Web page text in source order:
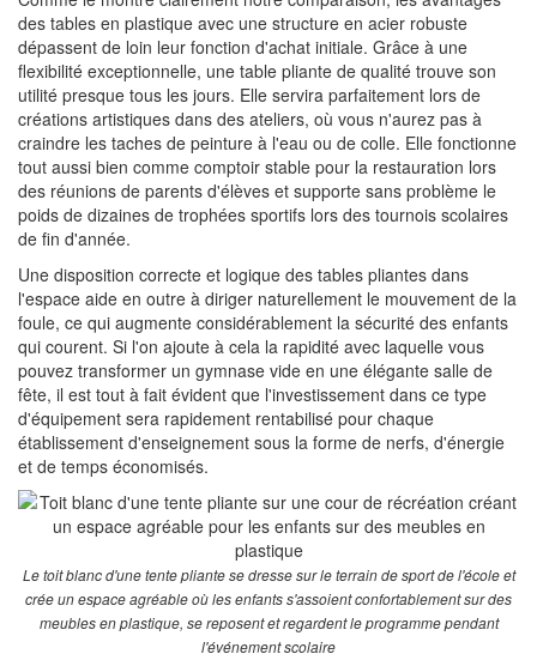
des tables en plastique avec une structure en acier robuste
dépassent de loin leur fonction d'achat initiale. Grâce à une
flexibilité exceptionnelle, une table pliante de qualité trouve son
utilité presque tous les jours. Elle servira parfaitement lors de
créations artistiques dans des ateliers, où vous n'aurez pas à
craindre les taches de peinture à l'eau ou de colle. Elle fonctionne
tout aussi bien comme comptoir stable pour la restauration lors
des réunions de parents d'élèves et supporte sans problème le
poids de dizaines de trophées sportifs lors des tournois scolaires
de fin d'année.
Une disposition correcte et logique des tables pliantes dans
l'espace aide en outre à diriger naturellement le mouvement de la
foule, ce qui augmente considérablement la sécurité des enfants
qui courent. Si l'on ajoute à cela la rapidité avec laquelle vous
pouvez transformer un gymnase vide en une élégante salle de
fête, il est tout à fait évident que l'investissement dans ce type
d'équipement sera rapidement rentabilisé pour chaque
établissement d'enseignement sous la forme de nerfs, d'énergie
et de temps économisés.
Le toit blanc d'une tente pliante se dresse sur le terrain de sport de l'école et
crée un espace agréable où les enfants s'assoient confortablement sur des
meubles en plastique, se reposent et regardent le programme pendant
l'événement scolaire